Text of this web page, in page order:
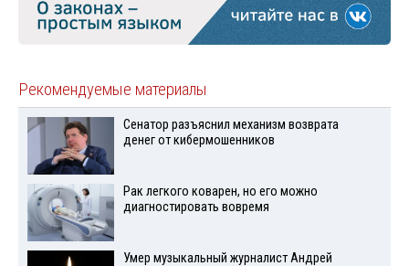
Рекомендуемые материалы
Сенатор разъяснил механизм возврата
денег от кибермошенников
Рак легкого коварен, но его можно
диагностировать вовремя
Умер музыкальный журналист Андрей